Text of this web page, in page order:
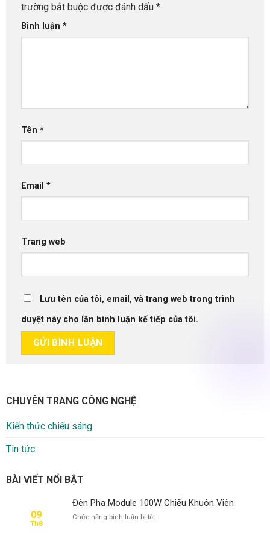
trường bắt buộc được đánh dấu *
Bình luận *
Tên *
Email *
Trang web
Lưu tên của tôi, email, và trang web trong trình
duyệt này cho lần bình luận kế tiếp của tôi.
CHUYÊN TRANG CÔNG NGHỆ
Kiến thức chiếu sáng
Tin tức
BÀI VIẾT NỔI BẬT
09
Th8
Đèn Pha Module 100W Chiếu Khuôn Viên
Chức năng bình luận bị tắtở